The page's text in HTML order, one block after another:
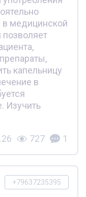
в медицинской
капельницу
в
Изучить
727 1
+79637235395